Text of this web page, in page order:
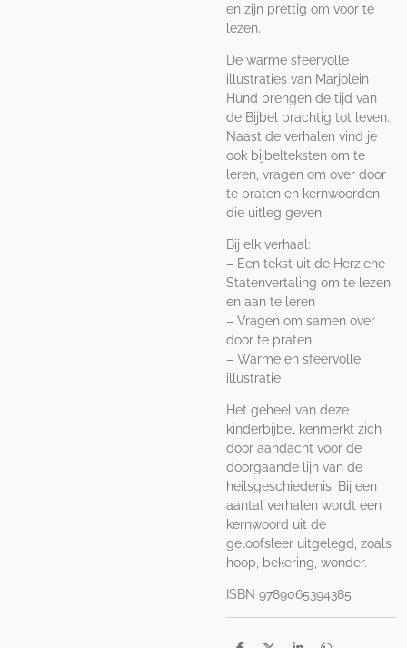
en zijn prettig om voor te
lezen.
De warme sfeervolle
illustraties van Marjolein
Hund brengen de tijd van
de Bijbel prachtig tot leven.
Naast de verhalen vind je
ook bijbelteksten om te
leren, vragen om over door
te praten en kernwoorden
die uitleg geven.
Bij elk verhaal:
– Een tekst uit de Herziene
Statenvertaling om te lezen
en aan te leren
– Vragen om samen over
door te praten
– Warme en sfeervolle
illustratie
Het geheel van deze
kinderbijbel kenmerkt zich
door aandacht voor de
doorgaande lijn van de
heilsgeschiedenis. Bij een
aantal verhalen wordt een
kernwoord uit de
geloofsleer uitgelegd, zoals
hoop, bekering, wonder.
ISBN 9789065394385